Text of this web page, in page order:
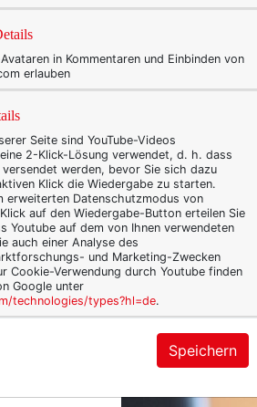
in Kommentaren und Einbinden von
erlauben
Seite sind YouTube-Videos
2-Klick-Lösung verwendet, d. h. dass
versendet werden, bevor Sie sich dazu
Klick die Wiedergabe zu starten.
erweiterten Datenschutzmodus von
auf den Wiedergabe-Button erteilen Sie
Youtube auf dem von Ihnen verwendeten
auch einer Analyse des
und Marketing-Zwecken
Cookie-Verwendung durch Youtube finden
Google unter
technologies/types?hl=de.
Speichern